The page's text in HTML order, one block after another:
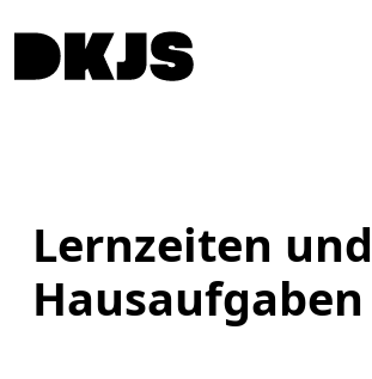
Lernzeiten und
Hausaufgaben